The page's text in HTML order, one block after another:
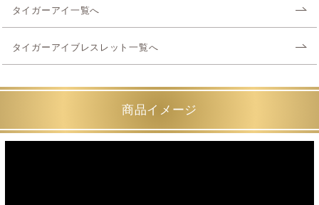
タイガーアイ一覧へ
タイガーアイブレスレット一覧へ
商品イメージ